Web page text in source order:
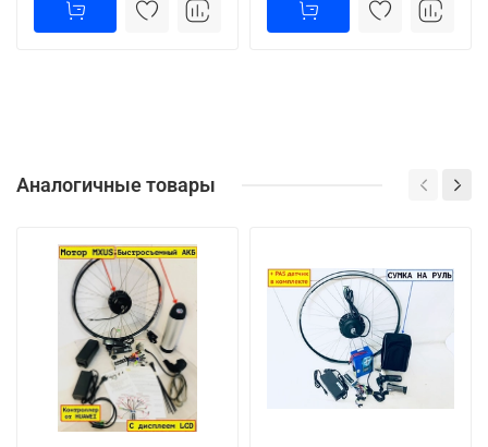
Аналогичные товары